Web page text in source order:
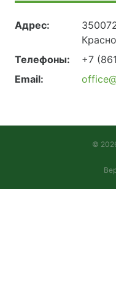
Адрес:
Телефоны:
+7
Email:
©